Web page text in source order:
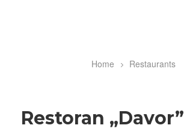
BreadcrumbHome Restaurants
Restoran „Davor”